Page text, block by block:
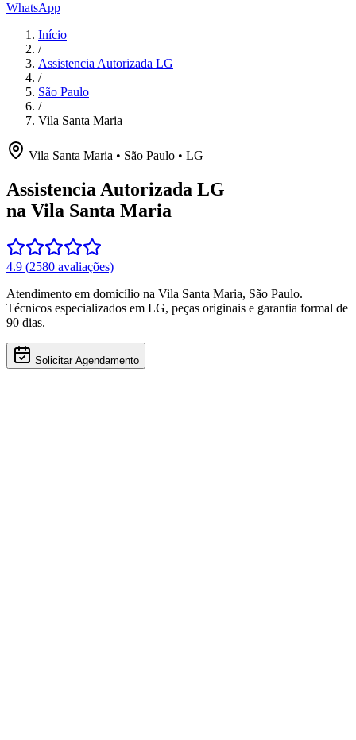
WhatsApp
Início
/
Assistencia Autorizada LG
/
São Paulo
/
Vila Santa Maria
Vila Santa Maria • São Paulo • LG
Assistencia Autorizada LG
na Vila Santa Maria
4.9 (2580 avaliações)
Atendimento em domicílio na Vila Santa Maria, São Paulo.
Técnicos especializados em LG, peças originais e garantia formal de
90 dias.
Solicitar Agendamento